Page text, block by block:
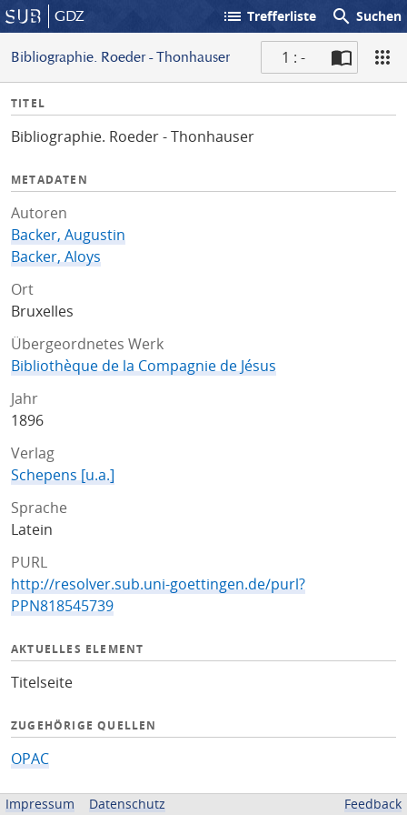
GDZ list Trefferliste search Suchen
Bibliographie. Roeder - Thonhauser 1 : -
I
f
TITEL
Bibliographie. Roeder - Thonhauser
METADATEN
Autoren
Backer, Augustin
Backer, Aloys
Ort
Bruxelles
Übergeordnetes Werk
Bibliothèque de la Compagnie de Jésus
Jahr
1896
Verlag
Schepens [u.a.]
Sprache
Latein
PURL
http://resolver.sub.uni-goettingen.de/purl?
PPN818545739
AKTUELLES ELEMENT
Titelseite
ZUGEHÖRIGE QUELLEN
OPAC
BEREITGESTELLT VON
Impressum Datenschutz Feedback